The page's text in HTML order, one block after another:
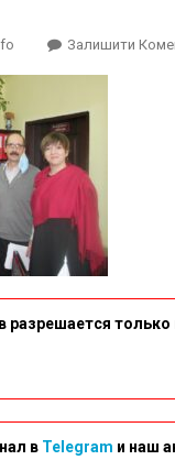
Залишити
разрешается
в Telegram и наш